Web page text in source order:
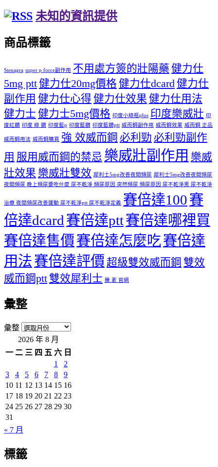
未知的資訊提供
商品標籤
Stenagra super p force副作用 不用處方簽的壯陽藥 健力仕
5mg ptt健力仕20mg價格健力仕dcard健力仕
副作用 健力仕心得 健力仕效果 健力仕用法
健力士 健力士5mg價格 印度小綠瓶plus 印度樂威壯 印
度紅鑽 印度 綠 鑽 印度藍p 印度藍鑽 印度藍鑽ptt 威而鋼副作用 威而鋼效果 威而鋼 正品
威而鋼用法 威而鋼購買 強 效威而鋼 必利勁 必利勁副作
用 服用威而鋼的禁忌 樂威壯副作用 樂威
壯效果 樂威壯雙效 犀利士5mg改善夜間頻尿 犀利士5mg改善夜間頻尿
夜間頻尿 晚上頻尿要吃什麼 尿不乾淨 頻尿原因 突然頻尿 頻尿原因 尿不乾淨男 尿不乾淨
治療 夜間頻尿改善運動 尿不乾淨ptt 尿不乾淨定義 賽倍達100賽
倍達dcard 賽倍達ptt賽倍達哪裡買
賽倍達售價 賽倍達怎麼吃賽倍達
用法賽倍達評價 超級雙效威而鋼 雙效
威而鋼ptt 雙效犀利士 騰 素 官網
彙整
彙整
2026 年 8 月
一 二 三 四 五 六 日
1
2
3
4 5 6 7 8
9
10 11 12 13 14 15 16
17 18 19 20 21 22 23
24 25 26 27 28 29 30
31
« 7 月
標籤